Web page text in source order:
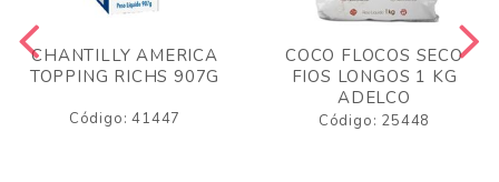
CHANTILLY AMERICA
TOPPING RICHS 907G
Código: 41447
COCO FLOCOS SECO
FIOS LONGOS 1 KG
ADELCO
Código: 25448